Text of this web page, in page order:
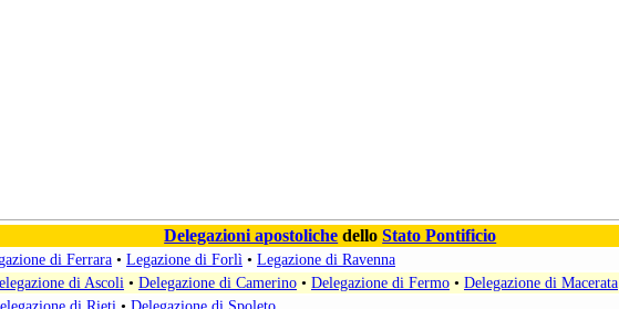
Delegazioni apostoliche delloStato Pontificio
di Ferrara • Legazione di Forlì • Legazione di Ravenna
di Ascoli • Delegazione di Camerino • Delegazione di Fermo • Delegazione di Macerata